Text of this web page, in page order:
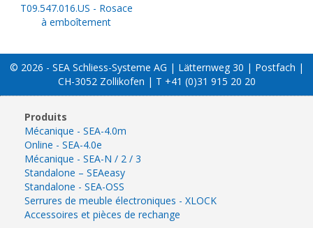
T09.547.016.US - Rosace
à emboîtement
© 2026 - SEA Schliess-Systeme AG | Lätternweg 30 | Postfach |
CH-3052 Zollikofen | T +41 (0)31 915 20 20
Produits
Mécanique - SEA-4.0m
Online - SEA-4.0e
Mécanique - SEA-N / 2 / 3
Standalone – SEAeasy
Standalone - SEA-OSS
Serrures de meuble électroniques - XLOCK
Accessoires et pièces de rechange